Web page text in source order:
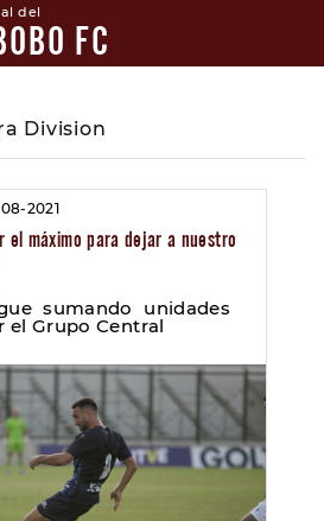
del
FC
Division
2021
el máximo para dejar a nuestro
sumando unidades
el Grupo Central